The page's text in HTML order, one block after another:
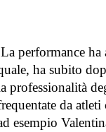
La performance
ha subito
professionalità
da
esempio